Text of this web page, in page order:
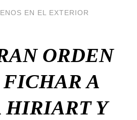
EN EL EXTERIOR
ORDEN
FICHAR A
HIRIART Y